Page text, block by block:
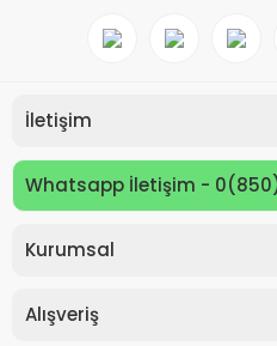
İletişim
Whatsapp İletişim -
Kurumsal
Alışveriş